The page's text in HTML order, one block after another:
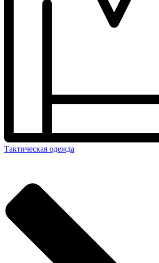
Тактическая одежда